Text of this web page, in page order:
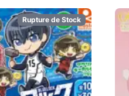
Rupture de Stock